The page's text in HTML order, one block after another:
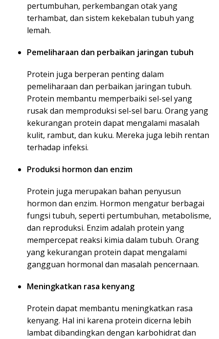
pertumbuhan, perkembangan otak yang
terhambat, dan sistem kekebalan tubuh yang
lemah.
Pemeliharaan dan perbaikan jaringan tubuh
Protein juga berperan penting dalam
pemeliharaan dan perbaikan jaringan tubuh.
Protein membantu memperbaiki sel-sel yang
rusak dan memproduksi sel-sel baru. Orang yang
kekurangan protein dapat mengalami masalah
kulit, rambut, dan kuku. Mereka juga lebih rentan
terhadap infeksi.
Produksi hormon dan enzim
Protein juga merupakan bahan penyusun
hormon dan enzim. Hormon mengatur berbagai
fungsi tubuh, seperti pertumbuhan, metabolisme,
dan reproduksi. Enzim adalah protein yang
mempercepat reaksi kimia dalam tubuh. Orang
yang kekurangan protein dapat mengalami
gangguan hormonal dan masalah pencernaan.
Meningkatkan rasa kenyang
Protein dapat membantu meningkatkan rasa
kenyang. Hal ini karena protein dicerna lebih
lambat dibandingkan dengan karbohidrat dan